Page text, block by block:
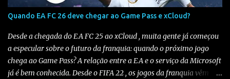
mesmo se não tiver um, veja na imagem abaixo. Salve as
alterações. Isso é necessário pois o Amazon Luna só funciona em
contas configuradas para os EUA ou países suportados . 2️⃣
Escolher uma assinatura compatível Para...
Quando EA FC 26 deve chegar ao Game Pass e xCloud?
Desde a chegada do EA FC 25 ao xCloud , muita gente já começou
a especular sobre o futuro da franquia: quando o próximo jogo
chega ao Game Pass? A relação entre a EA e o serviço da Microsoft
já é bem conhecida. Desde o FIFA 22 , os jogos da franquia vêm